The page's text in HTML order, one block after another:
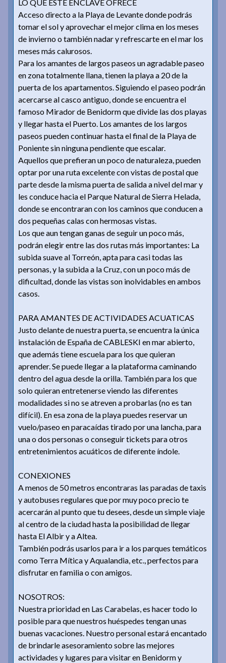
LO QUE ESTE ENCLAVE OFRECE
Acceso directo a la Playa de Levante donde podrás
tomar el sol y aprovechar el mejor clima en los meses
de invierno o también nadar y refrescarte en el mar los
meses más calurosos.
Para los amantes de largos paseos un agradable paseo
en zona totalmente llana, tienen la playa a 20 de la
puerta de los apartamentos. Siguiendo el paseo podrán
acercarse al casco antiguo, donde se encuentra el
famoso Mirador de Benidorm que divide las dos playas
y llegar hasta el Puerto. Los amantes de los largos
paseos pueden continuar hasta el final de la Playa de
Poniente sin ninguna pendiente que escalar.
Aquellos que prefieran un poco de naturaleza, pueden
optar por una ruta excelente con vistas de postal que
parte desde la misma puerta de salida a nivel del mar y
les conduce hacia el Parque Natural de Sierra Helada,
donde se encontraran con los caminos que conducen a
dos pequeñas calas con hermosas vistas.
Los que aun tengan ganas de seguir un poco más,
podrán elegir entre las dos rutas más importantes: La
subida suave al Torreón, apta para casi todas las
personas, y la subida a la Cruz, con un poco más de
dificultad, donde las vistas son inolvidables en ambos
casos.
PARA AMANTES DE ACTIVIDADES ACUATICAS
Justo delante de nuestra puerta, se encuentra la única
instalación de España de CABLESKI en mar abierto,
que además tiene escuela para los que quieran
aprender. Se puede llegar a la plataforma caminando
dentro del agua desde la orilla. También para los que
solo quieran entretenerse viendo las diferentes
modalidades si no se atreven a probarlas (no es tan
difícil). En esa zona de la playa puedes reservar un
vuelo/paseo en paracaídas tirado por una lancha, para
una o dos personas o conseguir tickets para otros
entretenimientos acuáticos de diferente índole.
CONEXIONES
A menos de 50 metros encontraras las paradas de taxis
y autobuses regulares que por muy poco precio te
acercarán al punto que tu desees, desde un simple viaje
al centro de la ciudad hasta la posibilidad de llegar
hasta El Albir y a Altea.
También podrás usarlos para ir a los parques temáticos
como Terra Mítica y Aqualandia, etc., perfectos para
disfrutar en familia o con amigos.
NOSOTROS:
Nuestra prioridad en Las Carabelas, es hacer todo lo
posible para que nuestros huéspedes tengan unas
buenas vacaciones. Nuestro personal estará encantado
de brindarle asesoramiento sobre las mejores
actividades y lugares para visitar en Benidorm y